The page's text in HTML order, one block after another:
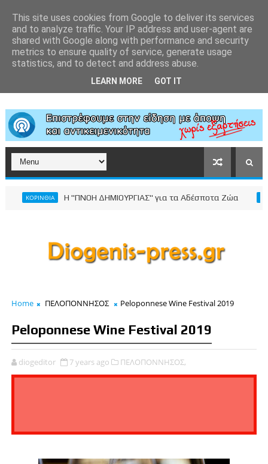
ΚΟΡΙΝΘΙΑ Η "ΠΝΟΗ ΔΗΜΙΟΥΡΓΙΑΣ" για τα Αδέσποτα Ζώα
Home ΠΕΛΟΠΟΝΝΗΣΟΣ Peloponnese Wine Festival 2019
Peloponnese Wine Festival 2019
diogeditor 7 years ago ΠΕΛΟΠΟΝΝΗΣΟΣ,
This site uses cookies from Google to deliver its services
and to analyze traffic. Your IP address and user-agent are
shared with Google along with performance and security
metrics to ensure quality of service, generate usage
statistics, and to detect and address abuse.
LEARN MORE GOT IT